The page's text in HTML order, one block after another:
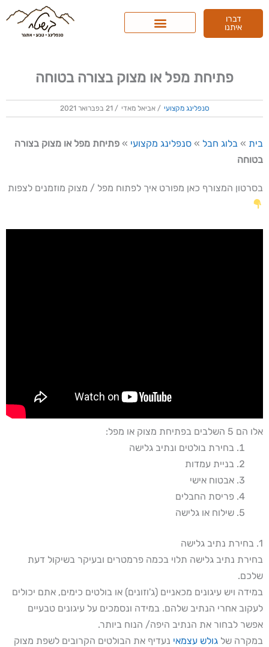
דילוג
דברו
איתנו
פתיחת מפל או מצוק בצורה בטוחה
סנפלינג מקצועי / אביאל מאדי / 21 בפברואר 2021
בית » בלוג חבל » סנפלינג מקצועי » פתיחת מפל או מצוק בצורה
בטוחה
בסרטון המצורף כאן מפורט איך לפתוח מפל / מצוק מוזמנים לצפות
אלו הם 5 השלבים בפתיחת מצוק או מפל:
בחירת בולטים ונתיב גלישה
בניית עמדות
אבטוח אישי
פריסת החבלים
שילוח או גלישה
1. בחירת נתיב גלישה
בחירת נתיב גלישה תלוי בכמה פרמטרים ובעיקר בשיקול דעת
שלכם.
במידה ויש עיגונים מכאניים (ג'וזונים) או בולטים כימים, אתם יכולים
לעקוב אחרי הנתיב שלהם. במידה ונסמכים על עיגונים טבעיים
אפשר לבחור את הנתיב היפה/ הנוח ביותר.
במקרה של גולש עצמאי נעדיף את הבולטים הקרובים לשפת מצוק